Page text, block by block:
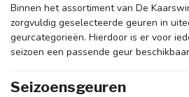
Binnen het assortiment van De
zorgvuldig geselecteerde geuren in
geurcategorieën. Hierdoor is er voor
seizoen een passende geur
Seizoensgeuren